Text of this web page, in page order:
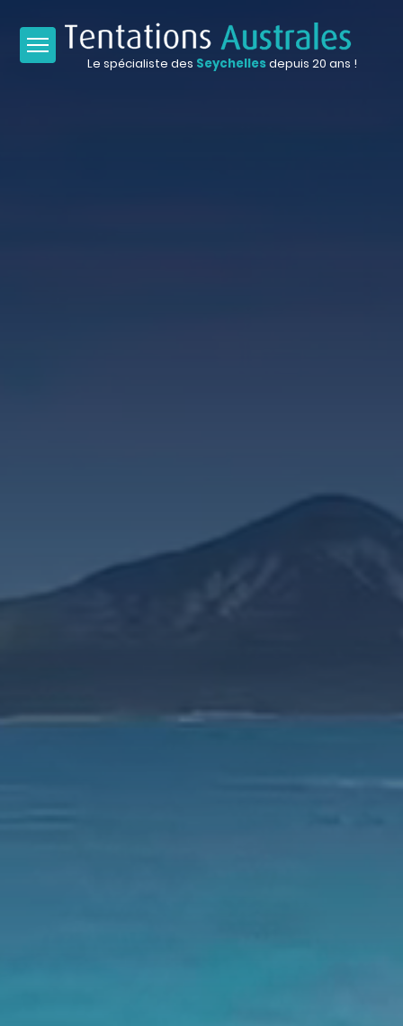
Le spécialiste des Seychellesdepuis 20 ans !